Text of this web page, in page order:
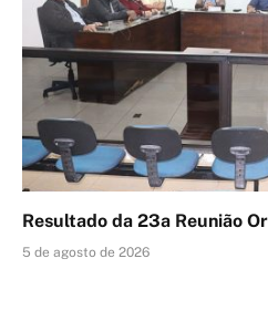
Resultado da 23a Reunião
5 de agosto de 2026